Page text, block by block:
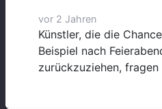
vor 2 Jahren
Künstler, die die
Beispiel nach
zurückzuziehen,